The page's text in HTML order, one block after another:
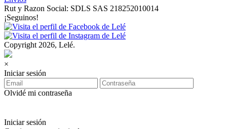
Rut y Razon Social: SDLS SAS 218252010014
¡Seguinos!
Copyright 2026, Lelé.
×
Iniciar sesión
Olvidé mi contraseña
Iniciar sesión